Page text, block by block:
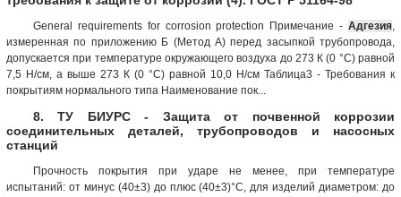
General requirements for corrosion protection Примечание - Адгезия
измеренная по приложению Б (Метод А) перед засыпкой трубопровода,
допускается при температуре окружающего воздуха до 273 К (0 °С) равной
7,5 Н/см, а выше 273 К (0 °С) равной 10,0 Н/см Таблица3 - Требования к
покрытиям нормального типа Наименование пок...
8. ТУ БИУРС - Защита от почвенной коррозии
соединительных деталей, трубопроводов и насосных
станций
Прочность покрытия при ударе не менее, при температуре
испытаний: от минус (40±3) до плюс (40±3)°С, для изделий диаметром: до